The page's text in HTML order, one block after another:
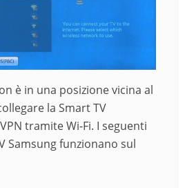
è in una posizione vicina al
la Smart TV
tramite Wi-Fi. I seguenti
Samsung funzionano sul